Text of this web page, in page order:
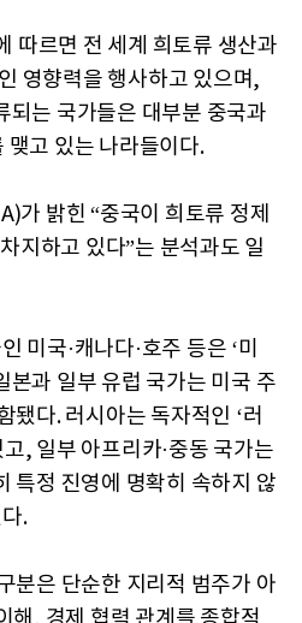
따르면 전 세계 희토류 생산과
영향력을 행사하고 있으며,
되는 국가들은 대부분 중국과
맺고 있는 나라들이다.
가 밝힌 “중국이 희토류 정제
지하고 있다”는 분석과도 일
미국·캐나다·호주 등은 ‘미
본과 일부 유럽 국가는 미국 주
됐다. 러시아는 독자적인 ‘러
, 일부 아프리카·중동 국가는
특정 진영에 명확히 속하지 않
.
분은 단순한 지리적 범주가 아